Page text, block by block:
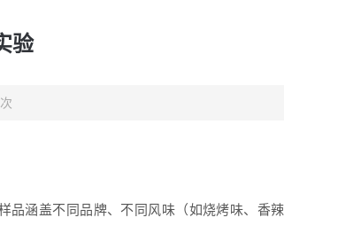
验
品涵盖不同品牌、不同风味（如烧烤味、香辣